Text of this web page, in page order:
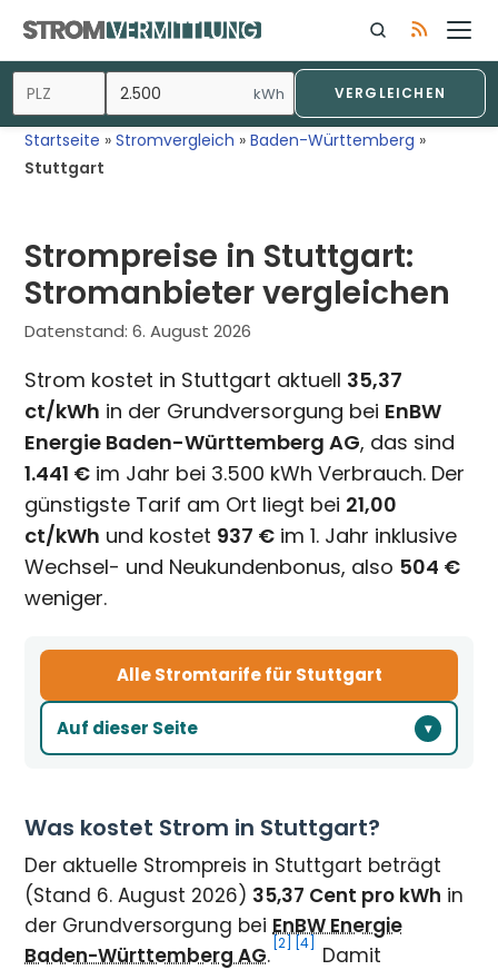
Inhalt
springen
kWh VERGLEICHEN
Startseite »Stromvergleich »Baden-Württemberg »
Stuttgart
Strompreise in Stuttgart:
Stromanbieter vergleichen
Datenstand:6. August 2026
Strom kostet in Stuttgart aktuell 35,37
ct/kWh in der Grundversorgung bei EnBW
Energie Baden-Württemberg AG, das sind
1.441 € im Jahr bei 3.500 kWh Verbrauch. Der
günstigste Tarif am Ort liegt bei 21,00
ct/kWh und kostet 937 € im 1. Jahr inklusive
Wechsel- und Neukundenbonus, also 504 €
weniger.
Auf dieser Seite
Alle Stromtarife für Stuttgart
Was kostet Strom in Stuttgart?
Der aktuelle Strompreis in Stuttgart beträgt
(Stand 6. August 2026) 35,37 Cent pro kWh in
der Grundversorgung beiEnBW Energie
Baden-Württemberg AG. [2] [4]
Damit